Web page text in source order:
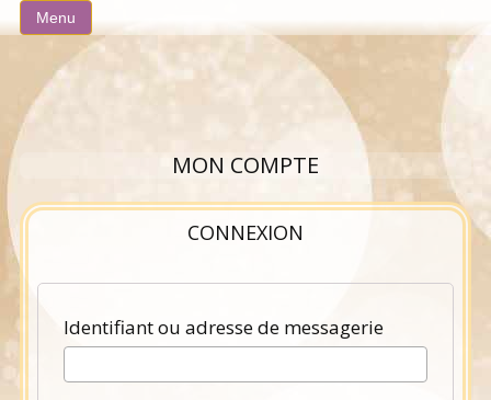
Menu
Aller
au
contenu
MON COMPTE
CONNEXION
Identifiant ou adresse de messagerie